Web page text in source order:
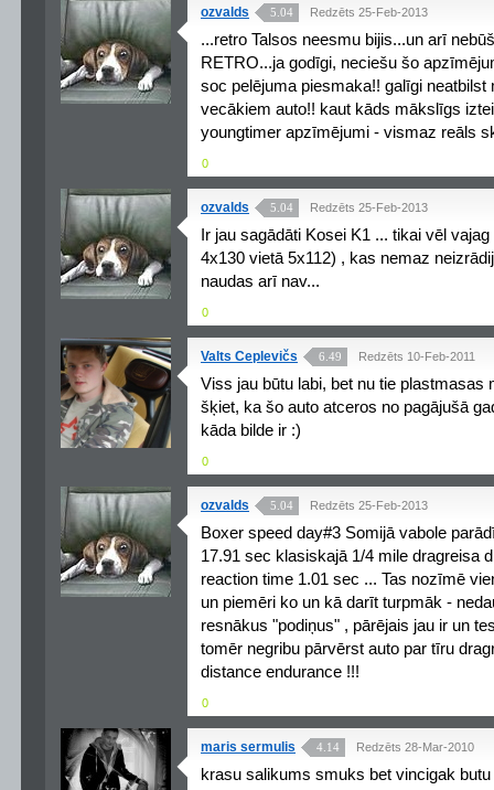
ozvalds 5.04 Redzēts 25-Feb-2013
...retro Talsos neesmu bijis...un arī
RETRO...ja godīgi, neciešu šo
soc pelējuma piesmaka!! galīgi
vecākiem auto!! kaut kāds mākslīgs
youngtimer apzīmējumi - vismaz reāls
0
ozvalds 5.04 Redzēts 25-Feb-2013
Ir jau sagādāti Kosei K1 ... tikai vēl
4x130 vietā 5x112) , kas nemaz
naudas arī nav...
0
Valts Ceplevičs 6.49 Redzēts 10-Feb-2011
Viss jau būtu labi, bet nu tie plastmasas
šķiet, ka šo auto atceros no pagājušā
kāda bilde ir :)
0
ozvalds 5.04 Redzēts 25-Feb-2013
Boxer speed day#3 Somijā vabole
17.91 sec klasiskajā 1/4 mile dragreisa
reaction time 1.01 sec ... Tas nozīmē
un piemēri ko un kā darīt turpmāk -
resnākus "podiņus" , pārējais jau ir un
tomēr negribu pārvērst auto par tīru
distance endurance !!!
0
maris sermulis 4.14 Redzēts 28-Mar-2010
krasu salikums smuks bet vincigak